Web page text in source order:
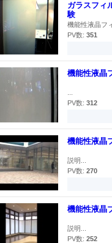
ガラスフィ
験
機能性液晶フ
PV数: 351
機能性液晶
PV数: 312
機能性液晶
説明...
PV数: 270
機能性液
説明...
PV数: 252